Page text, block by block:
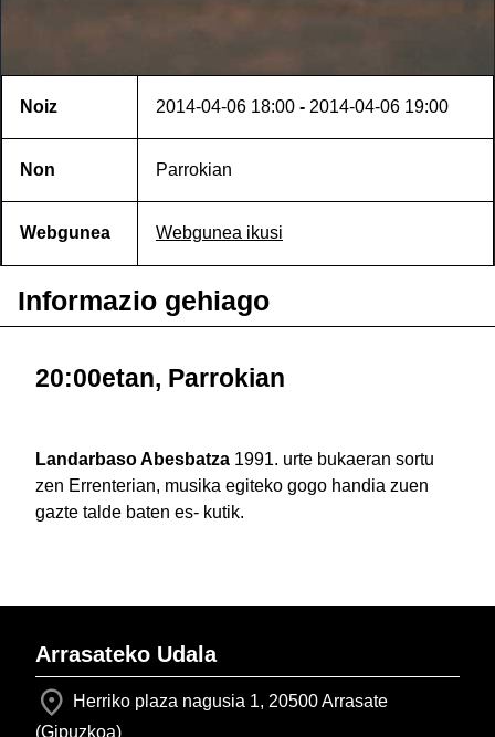
Noiz 2014-04-06 18:00 - 2014-04-06 19:00
Non Parrokian
Webgunea Webgunea ikusi
Informazio gehiago
20:00etan, Parrokian
Landarbaso Abesbatza 1991. urte bukaeran sortu
zen Errenterian, musika egiteko gogo handia zuen
gazte talde baten es- kutik.
Arrasateko Udala
Herriko plaza nagusia 1, 20500 Arrasate
(Gipuzkoa)